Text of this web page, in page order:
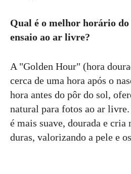
Qual é o melhor horário
ensaio ao ar livre?
A "Golden Hour" (hora
cerca de uma hora após o
hora antes do pôr do sol,
natural para fotos ao ar
é mais suave, dourada e cria
duras, valorizando a pele e